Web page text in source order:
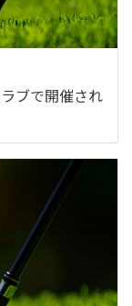
ブで開催され